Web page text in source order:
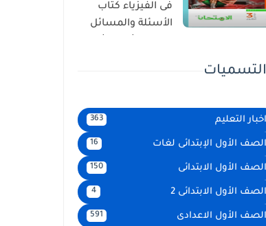
فى الفيزياء كتاب
الأسئلة والمسائل
التسميات
اخبار التعليم 363
الصف الأول الإبتدائى لغات 16
الصف الأول الابتدائى 150
الصف الأول الابتدائى 2 4
الصف الأول الاعدادى 591